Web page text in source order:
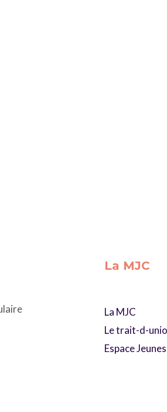
La MJC
La MJC
Le trait-d-
Espace Jeunes